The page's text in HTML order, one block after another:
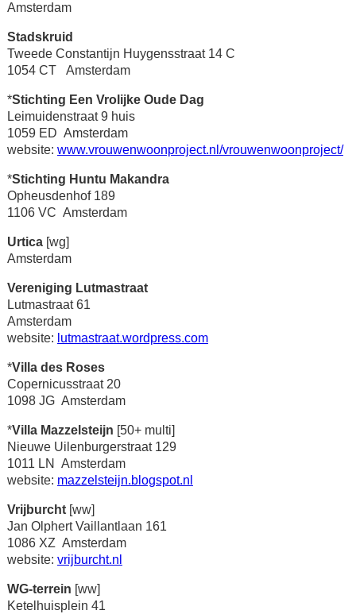
Amsterdam
Stadskruid
Tweede Constantijn Huygensstraat 14 C
1054 CT Amsterdam
*Stichting Een Vrolijke Oude Dag
Leimuidenstraat 9 huis
1059 ED Amsterdam
website: www.vrouwenwoonproject.nl/vrouwenwoonproject/
*Stichting Huntu Makandra
Opheusdenhof 189
1106 VC Amsterdam
Urtica[wg]
Amsterdam
Vereniging Lutmastraat
Lutmastraat 61
Amsterdam
website: lutmastraat.wordpress.com
*Villa des Roses
Copernicusstraat 20
1098 JG Amsterdam
*Villa Mazzelsteijn [50+ multi]
Nieuwe Uilenburgerstraat 129
1011 LN Amsterdam
website: mazzelsteijn.blogspot.nl
Vrijburcht[ww]
Jan Olphert Vaillantlaan 161
1086 XZ Amsterdam
website: vrijburcht.nl
WG-terrein [ww]
Ketelhuisplein 41